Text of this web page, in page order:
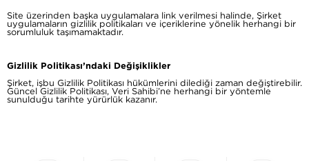
Site üzerinden başka uygulamalara link verilmesi halinde, Şirket
uygulamaların gizlilik politikaları ve içeriklerine yönelik herhangi bir
sorumluluk taşımamaktadır.
Gizlilik Politikası’ndaki Değişiklikler
Şirket, işbu Gizlilik Politikası hükümlerini dilediği zaman değiştirebilir.
Güncel Gizlilik Politikası, Veri Sahibi’ne herhangi bir yöntemle
sunulduğu tarihte yürürlük kazanır.